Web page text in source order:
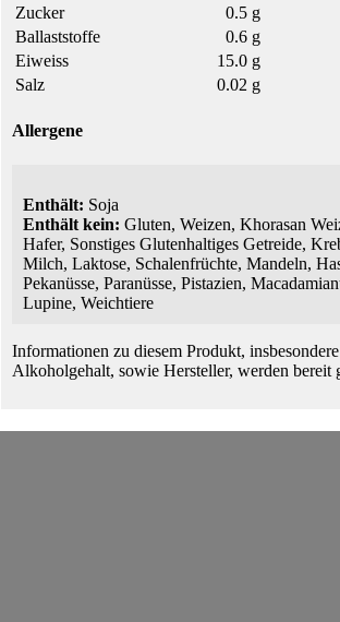
Zucker
0.5 g
Ballaststoffe
0.6 g
Eiweiss
15.0 g
Salz
0.02 g
Allergene
Enthält: Soja
Enthält kein: Gluten, Weizen, Khorasan
Hafer, Sonstiges Glutenhaltiges Getreide,
Milch, Laktose, Schalenfrüchte, Mandeln,
Pekanüsse, Paranüsse, Pistazien,
Lupine, Weichtiere
Informationen zu diesem Produkt,
Alkoholgehalt, sowie Hersteller, werden bereit